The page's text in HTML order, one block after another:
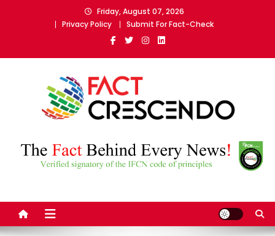
Friday, August 07, 2026
Privacy Policy
Submit For Fact-Check
Fact Crescendo Myanmar